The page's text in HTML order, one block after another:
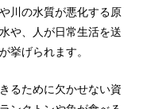
川の水質が悪化する原
や、人が日常生活を送
挙げられます。
るために欠かせない資